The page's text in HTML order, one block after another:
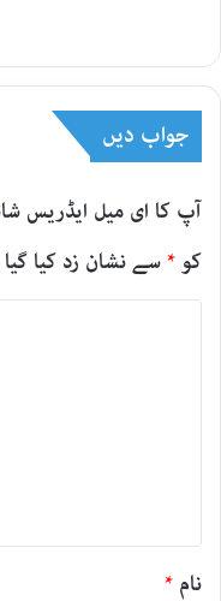
جواب دیں
آپ کا ای میل ایڈریس
کو *سے نشان زد کیا
نام *